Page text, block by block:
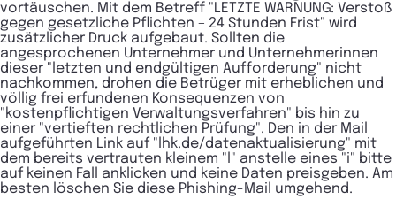
vortäuschen. Mit dem Betreff "LETZTE WARNUNG: Verstoß
gegen gesetzliche Pflichten – 24 Stunden Frist" wird
zusätzlicher Druck aufgebaut. Sollten die
angesprochenen Unternehmer und Unternehmerinnen
dieser "letzten und endgültigen Aufforderung" nicht
nachkommen, drohen die Betrüger mit erheblichen und
völlig frei erfundenen Konsequenzen von
"kostenpflichtigen Verwaltungsverfahren" bis hin zu
einer "vertieften rechtlichen Prüfung". Den in der Mail
aufgeführten Link auf "lhk.de/datenaktualisierung" mit
dem bereits vertrauten kleinem "l" anstelle eines "i" bitte
auf keinen Fall anklicken und keine Daten preisgeben. Am
besten löschen Sie diese Phishing-Mail umgehend.